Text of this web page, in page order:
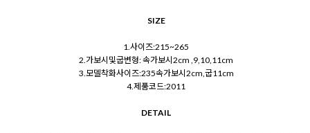
SIZE
1.사이즈:215~265
2.가보시및굽변형: 속가보시2cm ,9,10,11cm
3.모델착화사이즈:235속가보시2cm,굽11cm
4.제품코드:2011
DETAIL